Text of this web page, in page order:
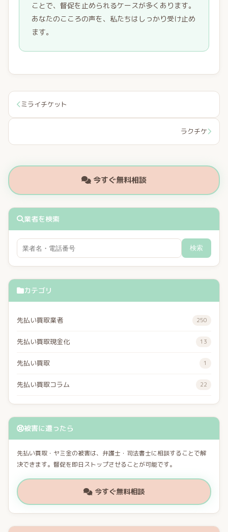
ことで、督促を止められるケースが多くあります。
あなたのこころの声を、私たちはしっかり受け止め
ます。
ミライチケット
ラクチケ
今すぐ無料相談
業者を検索
検索
カテゴリ
先払い買取業者 250
先払い買取現金化 13
先払い買取 1
先払い買取コラム 22
被害に遭ったら
先払い買取・ヤミ金の被害は、弁護士・司法書士に相談することで解
決できます。督促を即日ストップさせることが可能です。
今すぐ無料相談